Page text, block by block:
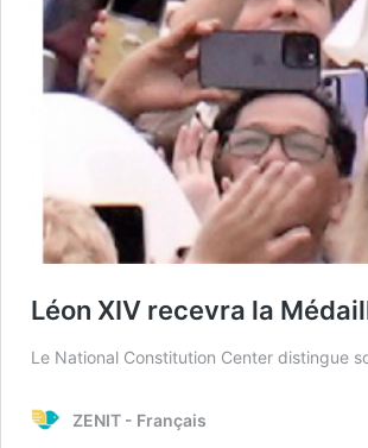
Léon XIV recevra la
Le National Constitution Center distingue
ZENIT - Français